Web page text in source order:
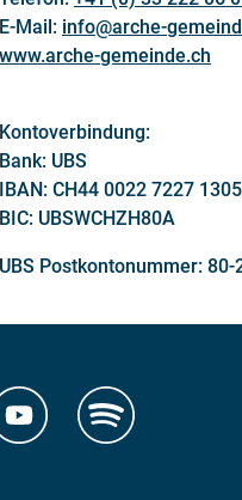
E-Mail: info@arche-
www.arche-gemeinde.ch
Kontoverbindung:
Bank: UBS
IBAN: CH44 0022 7227
BIC: UBSWCHZH80A
UBS Postkontonummer: 80-